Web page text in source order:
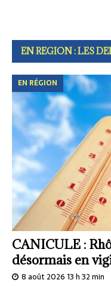
EN REGION : LES
CANICULE :
désormais en
EN RÉGION
8 août 2026 13 h 32 min